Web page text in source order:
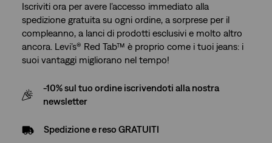
Iscriviti ora per avere l’accesso immediato alla
spedizione gratuita su ogni ordine, a sorprese per il
compleanno, a lanci di prodotti esclusivi e molto altro
ancora. Levi’s® Red Tab™ è proprio come i tuoi jeans: i
suoi vantaggi migliorano nel tempo!
-10% sul tuo ordine iscrivendoti alla nostra
newsletter
Spedizione e reso GRATUITI